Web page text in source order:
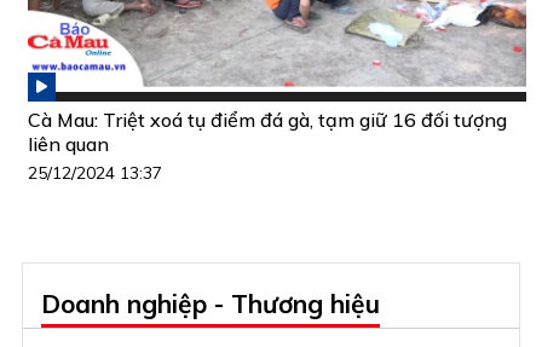
Cà Mau: Triệt xoá tụ điểm đá gà, tạm giữ 16 đối tượng
liên quan
25/12/2024 13:37
Doanh nghiệp - Thương hiệu